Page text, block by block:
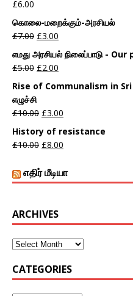
£6.00
கொலை-மறைக்கும்-அரசியல்
£7.00 £3.00
எமது அரசியல் நிலைப்பாடு -
£5.00 £2.00
Rise of Communalism in
எழுச்சி
£10.00 £3.00
History of resistance
£10.00 £8.00
எதிர் மீடியா
ARCHIVES
CATEGORIES